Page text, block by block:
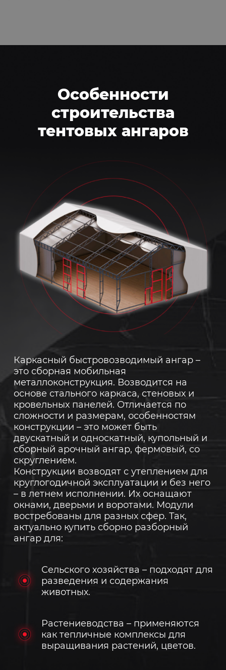
Особенности
строительства
тентовых ангаров
Каркасный быстровозводимый ангар –
это сборная мобильная
металлоконструкция. Возводится на
основе стального каркаса, стеновых и
кровельных панелей. Отличается по
сложности и размерам, особенностям
конструкции – это может быть
двускатный и односкатный, купольный и
сборный арочный ангар, фермовый, со
скруглением.
Конструкции возводят с утеплением для
круглогодичной эксплуатации и без него
– в летнем исполнении. Их оснащают
окнами, дверьми и воротами. Модули
востребованы для разных сфер. Так,
актуально купить сборно разборный
ангар для:
Сельского хозяйства – подходят для
разведения и содержания
животных.
Растениеводства – применяются
как тепличные комплексы для
выращивания растений, цветов.